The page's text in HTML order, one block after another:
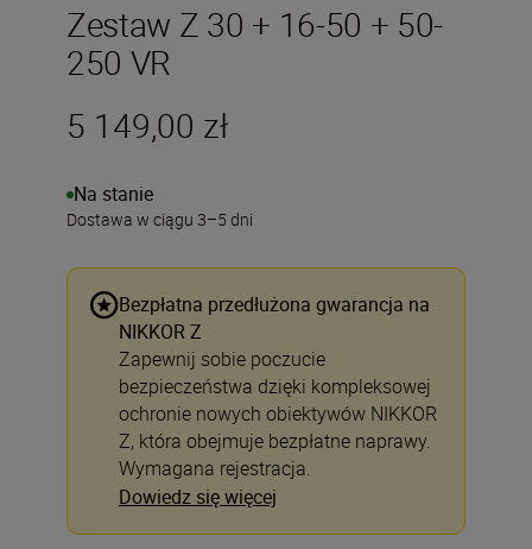
Zestaw Z 30 + 16-50 + 50-
250 VR
5 149,00 zł
Na stanie
Dostawa w ciągu 3–5 dni
Bezpłatna przedłużona gwarancja na
NIKKOR Z
Zapewnij sobie poczucie
bezpieczeństwa dzięki kompleksowej
ochronie nowych obiektywów NIKKOR
Z, która obejmuje bezpłatne naprawy.
Wymagana rejestracja.
Dowiedz się więcej